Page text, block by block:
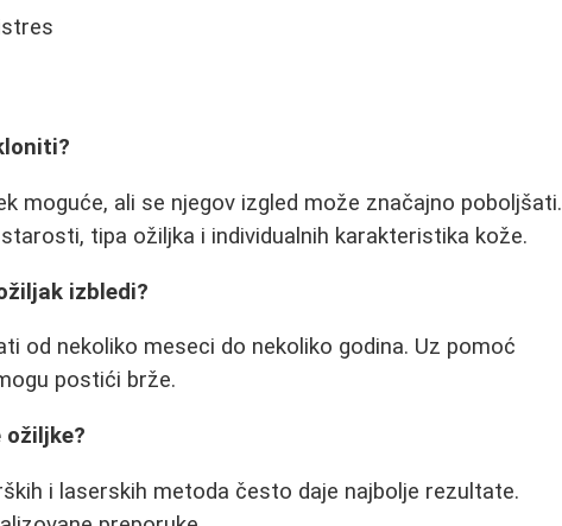
moguće, ali se njegov izgled može značajno poboljšati.
tipa ožiljka i individualnih karakteristika kože.
izbledi?
od nekoliko meseci do nekoliko godina. Uz pomoć
postići brže.
i laserskih metoda često daje najbolje rezultate.